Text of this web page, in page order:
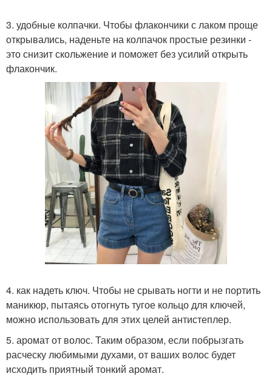
3. удобные колпачки. Чтобы флакончики с лаком проще
открывались, наденьте на колпачок простые резинки -
это снизит скольжение и поможет без усилий открыть
флакончик.
4. как надеть ключ. Чтобы не срывать ногти и не портить
маникюр, пытаясь отогнуть тугое кольцо для ключей,
можно использовать для этих целей антистеплер.
5. аромат от волос. Таким образом, если побрызгать
расческу любимыми духами, от ваших волос будет
исходить приятный тонкий аромат.